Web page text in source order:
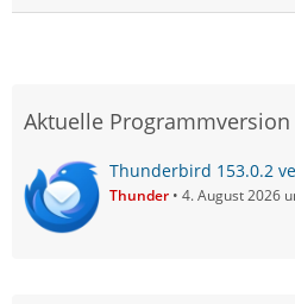
Aktuelle Programmversion
Thunderbird 153.0.2
Thunder 4. August 2026